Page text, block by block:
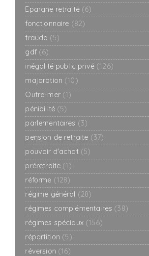
Epargne retraite (6)
fonctionnaire (82)
fraude (5)
gdf (6)
inégalité public privé (126)
majoration (10)
Outre-mer (1)
pénibilité (5)
parlementaires (3)
pension de retraite (37)
pouvoir d'achat (5)
préretraite (1)
réforme (128)
régime général (28)
régimes complémentaires (38)
régimes spéciaux (156)
répartition (5)
réversion (16)